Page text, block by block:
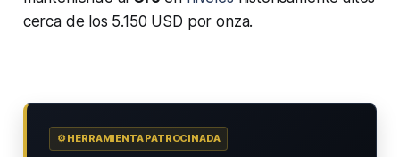
cerca de los 5.150 USD por onza.
⚙️ HERRAMIENTA PATROCINADA